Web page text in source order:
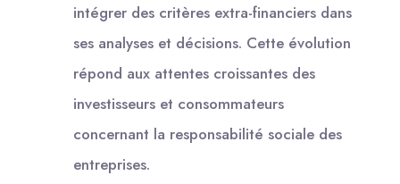
intégrer des critères extra-financiers dans
ses analyses et décisions. Cette évolution
répond aux attentes croissantes des
investisseurs et consommateurs
concernant la responsabilité sociale des
entreprises.